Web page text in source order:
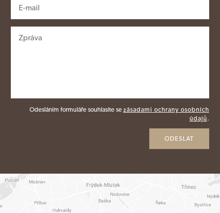
Odesláním formuláře souhlasíte se zásadami ochrany osobních
údajů .